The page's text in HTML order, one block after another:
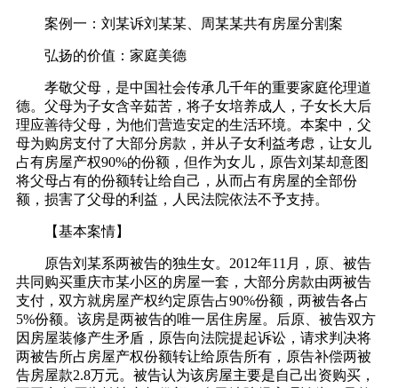
案例一：刘某诉刘某某、周某某共有房屋分割案
弘扬的价值：家庭美德
孝敬父母，是中国社会传承几千年的重要家庭伦理道
德。父母为子女含辛茹苦，将子女培养成人，子女长大后
理应善待父母，为他们营造安定的生活环境。本案中，父
母为购房支付了大部分房款，并从子女利益考虑，让女儿
占有房屋产权90%的份额，但作为女儿，原告刘某却意图
将父母占有的份额转让给自己，从而占有房屋的全部份
额，损害了父母的利益，人民法院依法不予支持。
【基本案情】
原告刘某系两被告的独生女。2012年11月，原、被告
共同购买重庆市某小区的房屋一套，大部分房款由两被告
支付，双方就房屋产权约定原告占90%份额，两被告各占
5%份额。该房是两被告的唯一居住房屋。后原、被告双方
因房屋装修产生矛盾，原告向法院提起诉讼，请求判决将
两被告所占房屋产权份额转让给原告所有，原告补偿两被
告房屋款2.8万元。被告认为该房屋主要是自己出资购买，